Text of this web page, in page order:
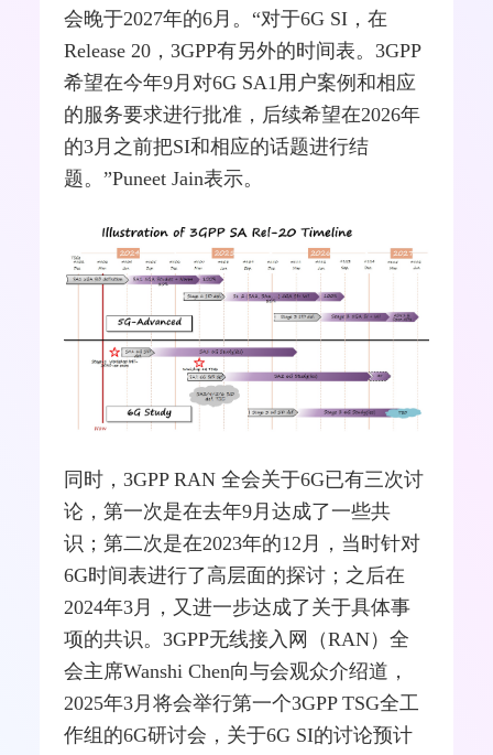
会晚于2027年的6月。“对于6G SI，在
Release 20，3GPP有另外的时间表。3GPP
希望在今年9月对6G SA1用户案例和相应
的服务要求进行批准，后续希望在2026年
的3月之前把SI和相应的话题进行结
题。”Puneet Jain表示。
同时，3GPP RAN 全会关于6G已有三次讨
论，第一次是在去年9月达成了一些共
识；第二次是在2023年的12月，当时针对
6G时间表进行了高层面的探讨；之后在
2024年3月，又进一步达成了关于具体事
项的共识。3GPP无线接入 网（RAN）全
会主席Wanshi Chen向与会观众介绍道，
2025年3月将会举行第一个3GPP TSG全工
作组的6G研讨会，关于6G SI的讨论预计